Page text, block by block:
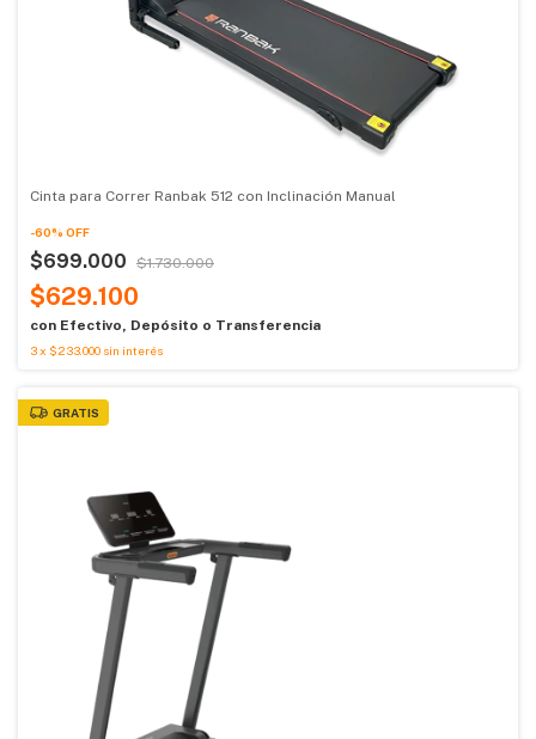
Cinta para Correr Ranbak 512 con Inclinación Manual
-60% OFF
$699.000 $1.730.000
$629.100
con Efectivo, Depósito o Transferencia
3x $233.000 sin interés
GRATIS